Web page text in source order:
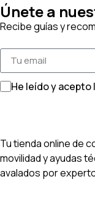
Únete a
Recibe guías y
He leído y acepto
Tu tienda online de
movilidad y ayudas
avalados por